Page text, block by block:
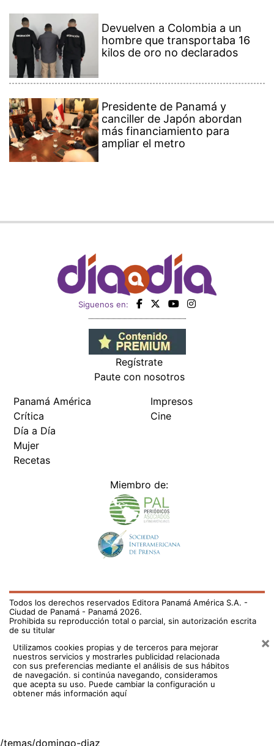
Devuelven a Colombia a un
hombre que transportaba 16
kilos de oro no declarados
Presidente de Panamá y
canciller de Japón abordan
más financiamiento para
ampliar el metro
Siguenos en:
Regístrate
Paute con nosotros
Panamá América
Crítica
Día a Día
Mujer
Recetas
Impresos
Cine
Miembro de:
Todos los derechos reservados Editora Panamá América S.A. -
Ciudad de Panamá - Panamá 2026.
Prohibida su reproducción total o parcial, sin autorización escrita
de su titular
Utilizamos cookies propias y de terceros para mejorar
nuestros servicios y mostrarles publicidad relacionada
con sus preferencias mediante el análisis de sus hábitos
de navegación. si continúa navegando, consideramos
que acepta su uso. Puede cambiar la configuración u
obtener más información aquí
×
/temas/domingo-diaz